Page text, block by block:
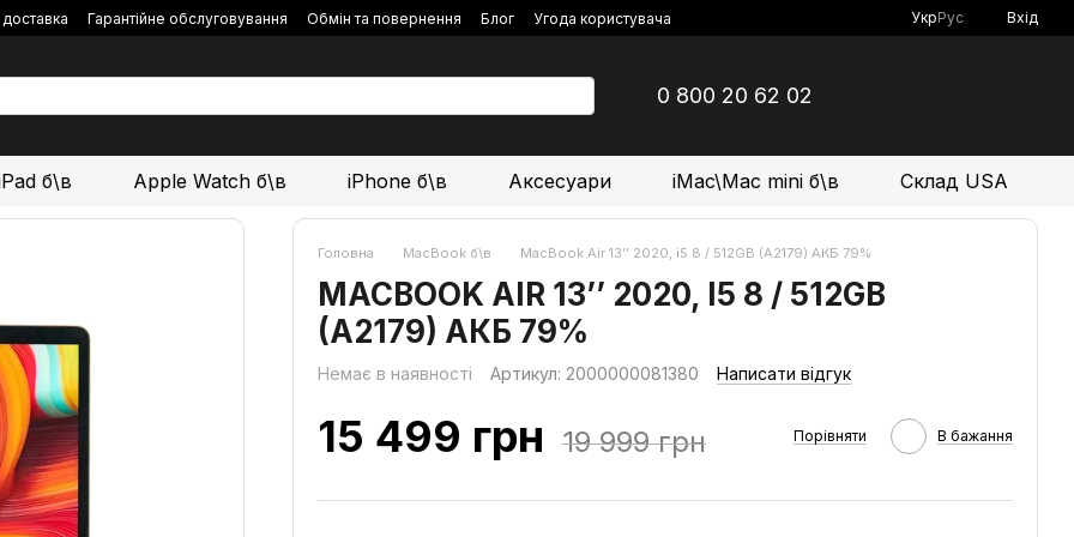
Гарантійне обслуговування Обмін та повернення Блог
Угода користувача
УкрРус Вхід
0 800 20 62 02
б\в Apple Watch б\в iPhone б\в Аксесуари iMac\Mac mini б\в Склад USA
Головна MacBook б\в MacBook Air 13’’ 2020, i5 8 / 512GB (A2179) АКБ 79%
MACBOOK AIR 13’’ 2020, I5 8 / 512GB
(A2179) АКБ 79%
Немає в наявності Артикул: 2000000081380 Написати відгук
15 499 грн 19 999 грн Порівняти В бажання